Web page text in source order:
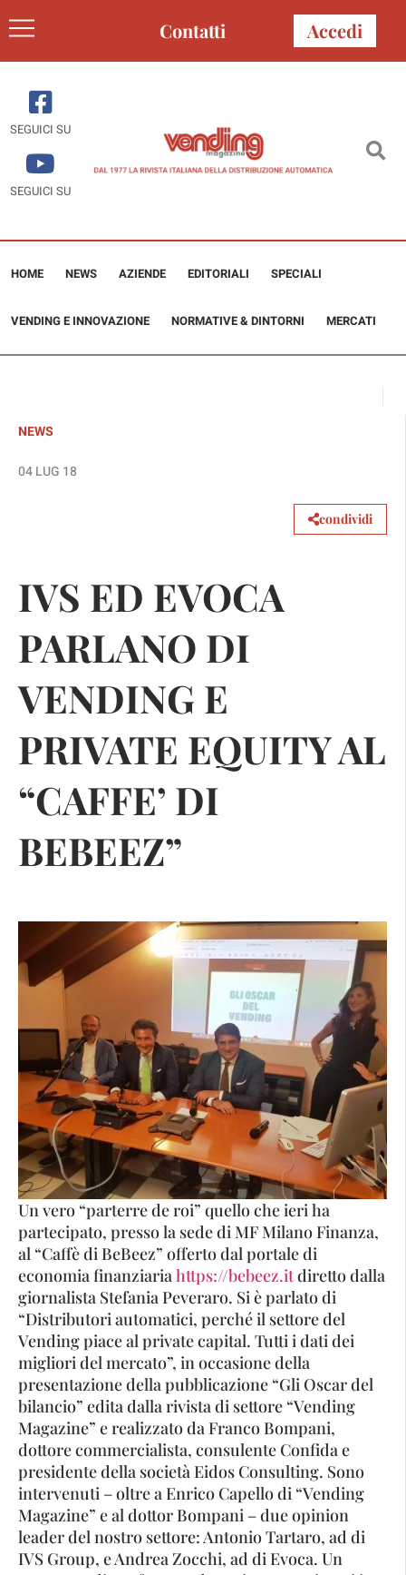
Contatti Accedi
SEGUICI SU
SEGUICI SU
HOME NEWS AZIENDE EDITORIALI SPECIALI
VENDING E INNOVAZIONE NORMATIVE & DINTORNI MERCATI
NEWS
04 LUG 18
condividi
IVS ED EVOCA
PARLANO DI
VENDING E
PRIVATE EQUITY AL
“CAFFE’ DI
BEBEEZ”
Un vero “parterre de roi” quello che ieri ha
partecipato, presso la sede di MF Milano Finanza,
al “Caffè di BeBeez” offerto dal portale di
economia finanziaria https://bebeez.itdiretto dalla
giornalista Stefania Peveraro. Si è parlato di
“Distributori automatici, perché il settore del
Vending piace al private capital. Tutti i dati dei
migliori del mercato”, in occasione della
presentazione della pubblicazione “Gli Oscar del
bilancio” edita dalla rivista di settore “Vending
Magazine” e realizzato da Franco Bompani,
dottore commercialista, consulente Confida e
presidente della società Eidos Consulting. Sono
intervenuti – oltre a Enrico Capello di “Vending
Magazine” e al dottor Bompani – due opinion
leader del nostro settore: Antonio Tartaro, ad di
IVS Group, e Andrea Zocchi, ad di Evoca. Un